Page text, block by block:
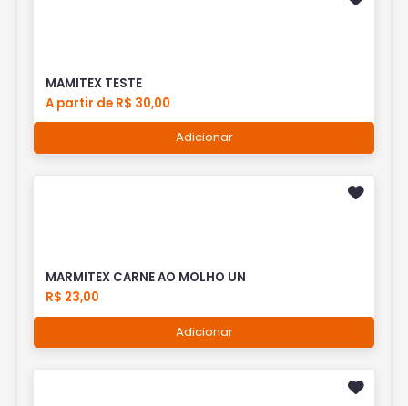
MAMITEX TESTE
A partir de R$ 30,00
Adicionar
MARMITEX CARNE AO MOLHO UN
R$ 23,00
Adicionar